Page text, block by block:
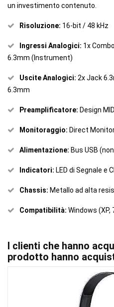
un investimento contenuto.
Risoluzione: 16-bit / 48 kHz
Ingressi Analogici: 1x
6.3mm (Instrument)
Uscite Analogici: 2x Jack
6.3mm
Preamplificatore: Design
Monitoraggio: Direct
Alimentazione: Bus USB
Indicatori: LED di Segnale e
Chassis: Metallo ad alta
Compatibilità: Windows (XP,
I clienti che hanno
prodotto hanno